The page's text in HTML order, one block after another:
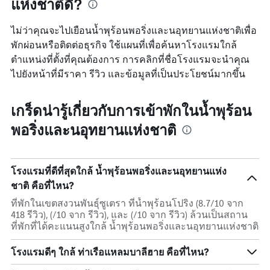
ไม่ว่าคุณจะไปเยือนน้ำพุร้อนพอริ่งและนอุทยานแห่งชาติเพื่อ
พักผ่อนหรือติดต่อธุรกิจ ใช้แผนที่เพื่อค้นหาโรงแรมใกล้
ตำแหน่งที่ตั้งที่คุณต้องการ การคลิกที่ชื่อโรงแรมจะนำคุณ
ไปยังหน้าที่มีราคา รีวิว และข้อมูลที่เป็นประโยชน์มากขึ้น
เกร็ดน่ารู้เกี่ยวกับการเข้าพักในน้ำพุร้อน
พอริ่งและนอุทยานแห่งชาติ
โรงแรมที่ดีที่สุดใกล้ น้ำพุร้อนพอริ่งและนอุทยานแห่ง
ชาติ คือที่ไหน?
ที่พักในเขตสงวนพันธุ์ซูเตรา ที่น้ำพุร้อนโปริง (8.7/10 จาก
418 รีวิว), (/10 จาก รีวิว), และ (/10 จาก รีวิว) ล้วนเป็นสถาน
ที่พักที่ได้คะแนนสูงใกล้ น้ำพุร้อนพอริ่งและนอุทยานแห่งชาติ
โรงแรมดีๆ ใกล้ ท่าเรือแหลมบาลีฮาย คือที่ไหน?